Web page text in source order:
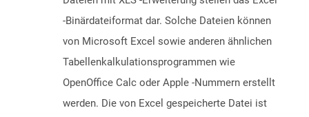
-Binärdateiformat dar. Solche Dateien können
von Microsoft Excel sowie anderen ähnlichen
Tabellenkalkulationsprogrammen wie
OpenOffice Calc oder Apple -Nummern erstellt
werden. Die von Excel gespeicherte Datei ist